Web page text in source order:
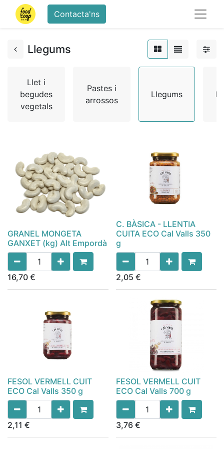
Contacta'ns
Llegums
Llet i
begudes
vegetals
Pastes i
arrossos
Llegums
GRANEL MONGETA
GANXET (kg) Alt Empordà
16,70 €
C. BÀSICA - LLENTIA
CUITA ECO Cal Valls 350
g
2,05 €
FESOL VERMELL CUIT
ECO Cal Valls 350 g
2,11 €
FESOL VERMELL CUIT
ECO Cal Valls 700 g
3,76€